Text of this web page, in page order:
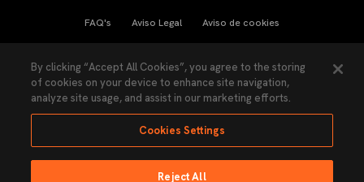
FAQ's Aviso Legal Aviso de cookies
Ley Transparencia Política de Privacidad
Accesibilidad
By clicking “Accept All Cookies”, you agree to the storing
of cookies on your device to enhance site navigation,
analyze site usage, and assist in our marketing efforts.
Cookies Settings
Reject All